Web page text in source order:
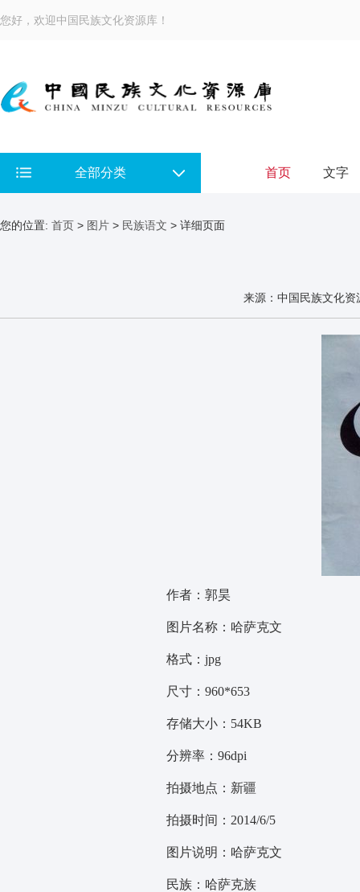
您好，欢迎中国民族文化资源库！
全部分类 首页 文字
您的位置: 首页 > 图片 > 民族语文 > 详细页面
来源：中国民族文化资
作者：郭昊
图片名称：哈萨克文
格式：jpg
尺寸：960*653
存储大小：54KB
分辨率：96dpi
拍摄地点：新疆
拍摄时间：2014/6/5
图片说明：哈萨克文
民族：哈萨克族